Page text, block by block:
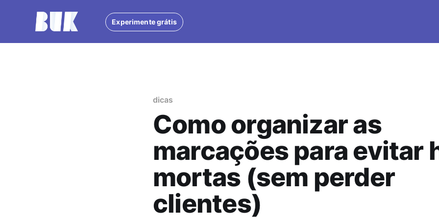
Experimente grátis
dicas
Como organizar as
marcações para evitar
mortas (sem perder
clientes)